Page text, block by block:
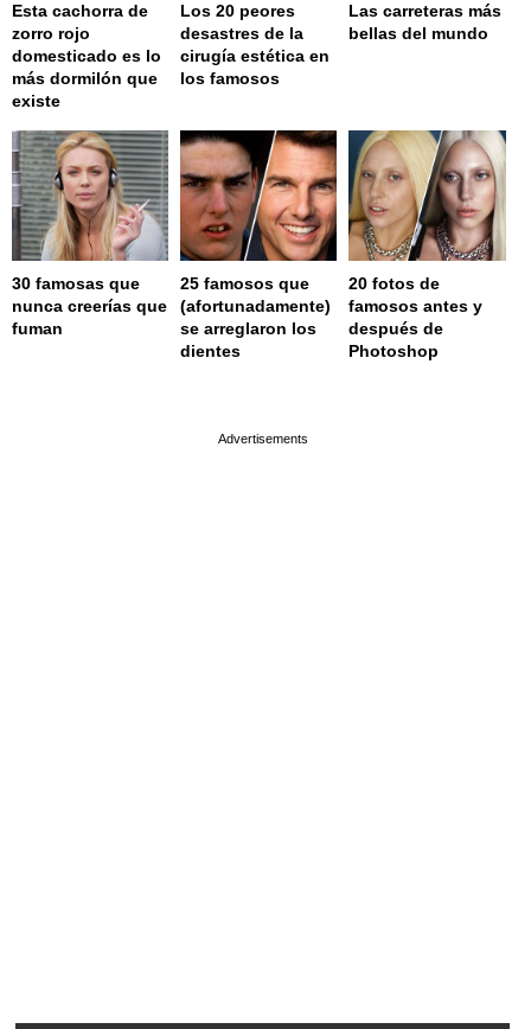
Esta cachorra de
zorro rojo
domesticado es lo
más dormilón que
existe
Los 20 peores
desastres de la
cirugía estética en
los famosos
Las carreteras más
bellas del mundo
30 famosas que
nunca creerías que
fuman
25 famosos que
(afortunadamente)
se arreglaron los
dientes
20 fotos de
famosos antes y
después de
Photoshop